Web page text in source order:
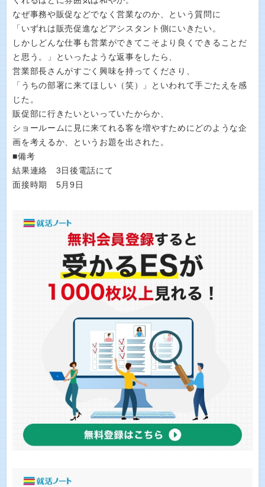
なぜ事務や販促などでなく営業なのか、という質問に
「いずれは販売促進などアシスタント側にいきたい。
しかしどんな仕事も営業ができてこそより良くできることだ
と思う。」といったような返事をしたら、
営業部長さんがすごく興味を持ってくださり、
「うちの部署に来てほしい（笑）」といわれて手ごたえを感
じた。
販促部に行きたいといっていたからか、
ショールームに見に来てれる客を増やすためにどのような企
画を考えるか、というお題を出された。
■備考
結果連絡 3日後電話にて
面接時期 5月9日